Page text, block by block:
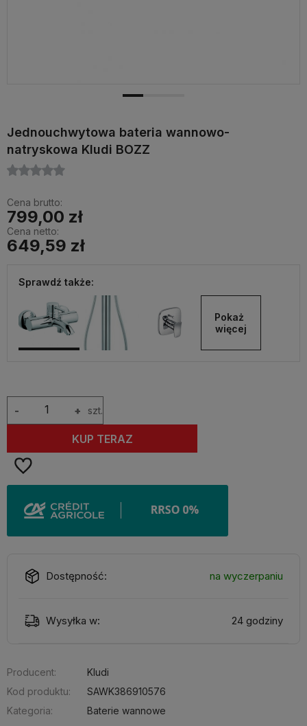
Jednouchwytowa bateria wannowo-
natryskowa Kludi BOZZ
Cena brutto:
799,00 zł
Cena netto:
649,59 zł
Sprawdź także:
Pokaż
więcej
+
- szt.
KUP TERAZ
Dostępność: na wyczerpaniu
Wysyłka w: 24 godziny
Producent:
Kludi
Kod produktu:
SAWK386910576
Kategoria:
Baterie wannowe